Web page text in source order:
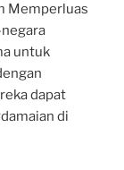
Memperluas
untuk
dapat
di